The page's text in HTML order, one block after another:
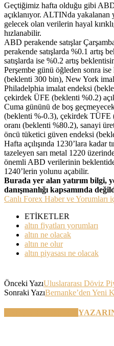
Geçtiğimiz hafta olduğu gibi
açıklanıyor. ALTINda yakalanan
gelecek olan verilerin hayal
hızlanabilir.
ABD perakende satışlar
perakende satışlarda %0.1 artış
satışlarda ise %0.2 artış
Perşembe günü öğleden sonra
(beklenti 300 bin), New York
Philadelphia imalat endeksi
çekirdek ÜFE (beklenti %0.2)
Cuma gününü de boş
(beklenti %-0.3), çekirdek TÜFE
oranı (beklenti %80.2), sanayi
öncü tüketici güven endeksi
Hafta açılışında 1230’lara kadar
tazeleyen sarı metal 1220
önemli ABD verilerinin
1240’lerin yolunu açabilir.
Burada yer alan yatırım bilgi,
danışmanlığı kapsamında
Canlı Forex Haber ve Yorumları
ETİKETLER
altın fiyatları yorumları
altın ne olacak
altın ne olur
altın piyasası ne olacak
Önceki YazıUluslararası Döviz
Sonraki YazıBernanke’den Yeni